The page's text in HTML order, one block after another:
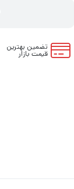
تضمین بهترین
قیمت بازار